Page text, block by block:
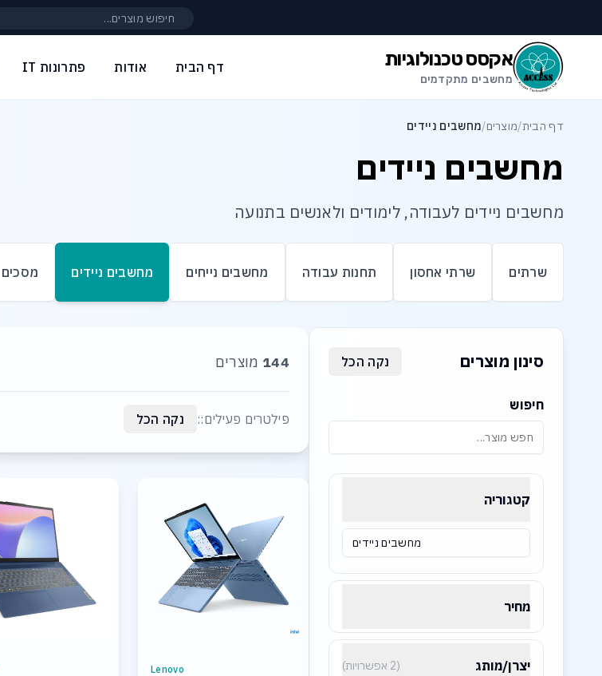
אקסס טכנולוגיות
מחשבים מתקדמים
פתרונות IT אודות דף הבית
דף הבית/מוצרים/מחשבים ניידים
מחשבים ניידים
מחשבים ניידים לעבודה, לימודים ולאנשים בתנועה
שרתים שרתי אחסון תחנות עבודה מחשבים נייחים מחשבים ניידים מסכים
סינון מוצרים נקה הכל
חיפוש
קטגוריה
מחשבים ניידים
מחיר
יצרן/מותג (2 אפשרויות)
144 מוצרים
פילטרים פעילים:: נקה הכל
Lenovo